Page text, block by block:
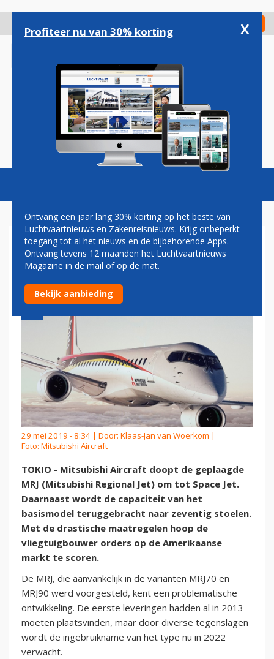
gaan
Check in
Magazine Podcasts Vacatures
MITSUBISHI DOOPT MRJ OM
TOT SPACE JET
29 mei 2019 - 8:34 | Door: Klaas-Jan van Woerkom |
Foto: Mitsubishi Aircraft
TOKIO - Mitsubishi Aircraft doopt de geplaagde
MRJ (Mitsubishi Regional Jet) om tot Space Jet.
Daarnaast wordt de capaciteit van het
basismodel teruggebracht naar zeventig stoelen.
Met de drastische maatregelen hoop de
vliegtuigbouwer orders op de Amerikaanse
markt te scoren.
De MRJ, die aanvankelijk in de varianten MRJ70 en
MRJ90 werd voorgesteld, kent een problematische
ontwikkeling. De eerste leveringen hadden al in 2013
moeten plaatsvinden, maar door diverse tegenslagen
wordt de ingebruikname van het type nu in 2022
verwacht.
Profiteer nu van 30% korting x
Ontvang een jaar lang 30% korting op het beste van
Luchtvaartnieuws en Zakenreisnieuws. Krijg onbeperkt
toegang tot al het nieuws en de bijbehorende Apps.
Ontvang tevens 12 maanden het Luchtvaartnieuws
Magazine in de mail of op de mat.
Bekijk aanbieding